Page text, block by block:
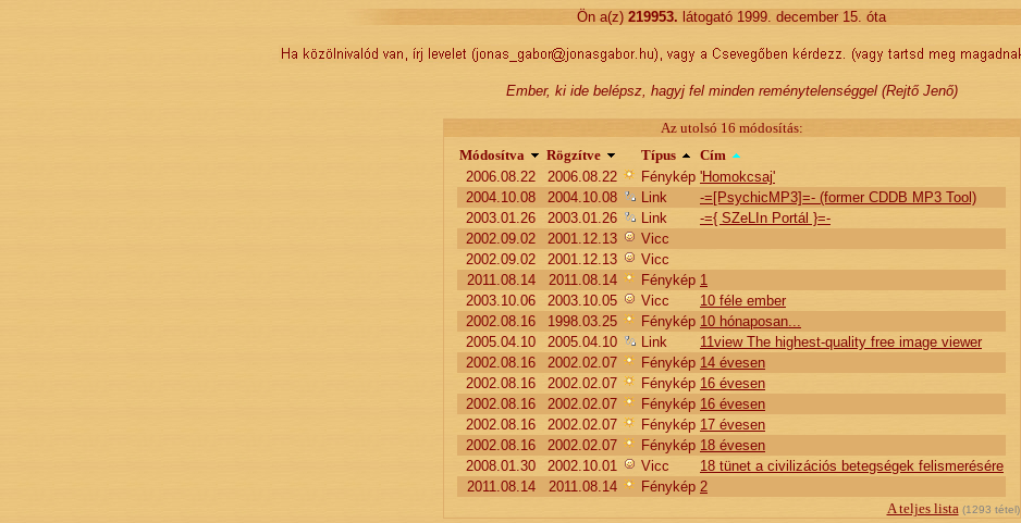
Ön a(z) 219953. látogató 1999. december 15. óta
Ember, ki ide belépsz, hagyj fel minden reménytelenséggel (Rejtő Jenő)
Az utolsó 16 módosítás:
Módosítva
Rögzítve Típus
Cím
2006.08.22
2006.08.22 Fénykép 'Homokcsaj'
2004.10.08
2004.10.08 Link
-=[PsychicMP3]=- (former CDDB MP3 Tool)
2003.01.26
2003.01.26 Link
-={ SZeLIn Portál }=-
2002.09.02
2001.12.13
Vicc
2002.09.02
2001.12.13
Vicc
2011.08.14
2011.08.14 Fénykép 1
2003.10.06
2003.10.05 Vicc
10 féle ember
2002.08.16
1998.03.25 Fénykép 10 hónaposan...
2005.04.10
2005.04.10 Link
11view The highest-quality free image viewer
2002.08.16
2002.02.07 Fénykép 14 évesen
2002.08.16
2002.02.07 Fénykép 16 évesen
2002.08.16
2002.02.07 Fénykép 16 évesen
2002.08.16
2002.02.07 Fénykép 17 évesen
2002.08.16
2002.02.07 Fénykép 18 évesen
2008.01.30
2002.10.01 Vicc
18 tünet a civilizációs betegségek felismerésére
2011.08.14
2011.08.14 Fénykép 2
A teljes lista (1293 tétel)